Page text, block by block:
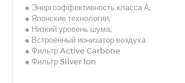
● Энергоэффективность класса А;
● Японские технологии;
● Низкий уровень шума;
● Встроенный ионизатор воздуха
● Фильтр Active Carbone
● Фильтр Silver Ion